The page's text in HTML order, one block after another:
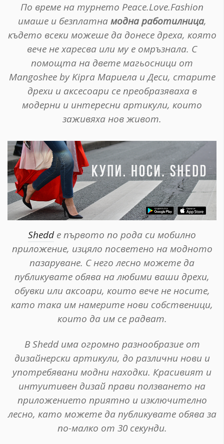
По време на турнето Peace.Love.Fashion
имаше и безплатнамодна работилница,
където всеки можеше да донесе дреха, която
вече не харесва или му е омръзнала. С
помощта на двете магьосници от
Mangoshee by Kipra Мариела и Деси, старите
дрехи и аксесоари се преобразяваха в
модерни и интересни артикули, които
заживяха нов живот.
Sheddе първото по рода си мобилно
приложение, изцяло посветено на модното
пазаруване. С него лесно можете да
публикувате обява на любими ваши дрехи,
обувки или аксоари, които вече не носите,
като така им намерите нови собственици,
които да им се радват.
В Shedd има огромно разнообразие от
дизайнерски артикули, до различни нови и
употребявани модни находки. Красивият и
интуитивен дизай прави ползването на
приложението приятно и изключително
лесно, като можете да публикувате обява за
по-малко от 30 секунди.